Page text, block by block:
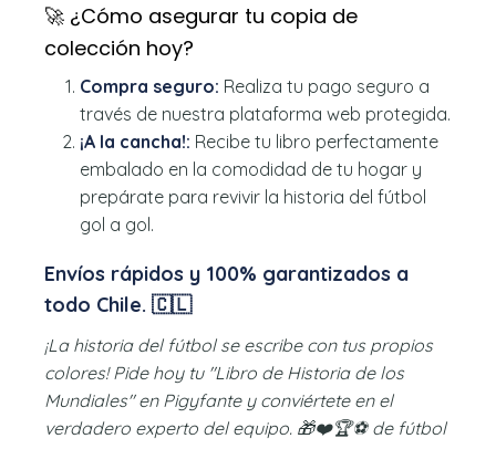
🚀 ¿Cómo asegurar tu copia de
colección hoy?
Compra seguro: Realiza tu pago seguro a
través de nuestra plataforma web protegida.
¡A la cancha!: Recibe tu libro perfectamente
embalado en la comodidad de tu hogar y
prepárate para revivir la historia del fútbol
gol a gol.
Envíos rápidos y 100% garantizados a
todo Chile. 🇨🇱
¡La historia del fútbol se escribe con tus propios
colores! Pide hoy tu "Libro de Historia de los
Mundiales" en Pigyfante y conviértete en el
verdadero experto del equipo. 🎁❤️🏆⚽ de fútbol